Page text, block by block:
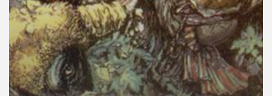
เกี่ยว
กับ
เรา